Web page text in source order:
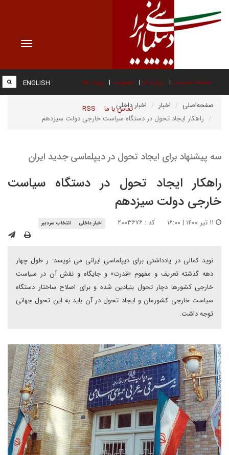
Toggle
صفحه نخست درباره ما عضویت پیوند ها
تماس با ما RSS
ENGLISH
صفحه‌اصلی اخبار
اخبار داخلی
راهکار ایجاد تحول در دستگاه سیاست خارجی دولت سیزدهم
سه پیشنهاد برای ایجاد تحول در دیپلماسی جدید ایران
راهکار ایجاد تحول در دستگاه سیاست
خارجی دولت سیزدهم
کد : ۲۰۰۳۶۷۶ اخبار داخلی انتخاب سردبیر
نوید کمالی در یادداشتی برای دیپلماسی ایرانی می نویسد: ر طول چهار
دهه گذشته تعریف و مفهوم «قدرت» و جایگاه و نقش آن در سیاست
خارجی کشورها دچار تحول بنیادین شده و برای اصلاح ساختار دستگاه
سیاست خارجی کشورمان و ایجاد تحول در آن باید به این تحول جهانی
توجه داشت.